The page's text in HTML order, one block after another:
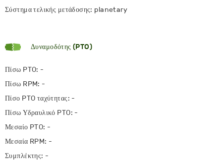
Σύστημα τελικής μετάδοσης: planetary
Δυναμοδότης (PTO)
Πίσω PTO: -
Πίσω RPM: -
Πίσο PTO ταχύτητας: -
Πίσω Υδραυλικό PTO: -
Μεσαίο PTO: -
Μεσαία RPM: -
Συμπλέκτης: -